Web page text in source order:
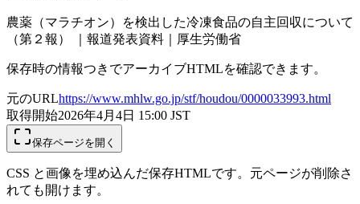
農薬（マラチオン）を検出した冷凍食品の自主回収について
（第２報） ｜報道発表資料｜厚生労働省
保存時の情報つきでアーカイブHTMLを確認できます。
元のURLhttps://www.mhlw.go.jp/stf/houdou/0000033993.html
取得開始2026年4月4日 15:00 JST
保存ページを開く
CSS と画像を埋め込んだ保存HTMLです。元ページが削除さ
れても開けます。